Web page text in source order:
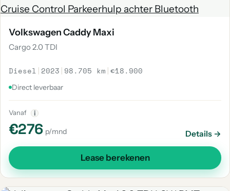
Volkswagen Caddy Maxi
Cargo 2.0 TDI
Diesel | 2023 | 98.705 km |€18.900
Direct leverbaar
Vanaf i
€276 p/mnd Details →
Lease berekenen